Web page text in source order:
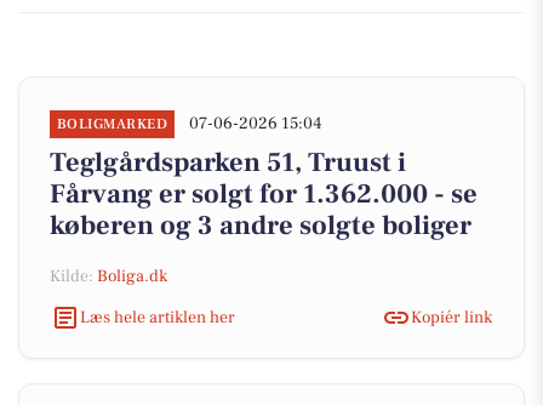
BOLIGMARKED 07-06-2026 15:04
Teglgårdsparken 51, Truust i
Fårvang er solgt for 1.362.000 - se
køberen og 3 andre solgte boliger
Kilde: Boliga.dk
Læs hele artiklen her
Kopiér link